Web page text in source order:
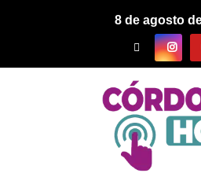
8 de agosto